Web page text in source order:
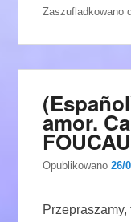
Zaszufladkowano
amor.
Opublikowano26/